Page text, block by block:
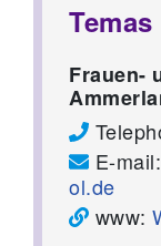
Temas
Frauen-
E-
ol.de
www: